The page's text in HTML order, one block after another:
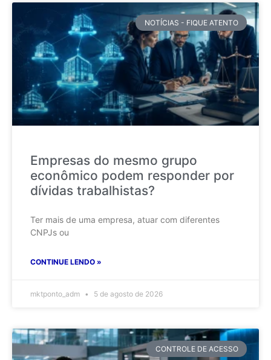
NOTÍCIAS - FIQUE ATENTO
Empresas do mesmo grupo
econômico podem responder por
dívidas trabalhistas?
Ter mais de uma empresa, atuar com diferentes
CNPJs ou
CONTINUE LENDO »
mktponto_adm 5 de agosto de 2026
CONTROLE DE ACESSO